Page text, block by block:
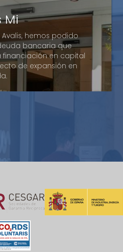
Mi
hemos podido
bancaria que
en capital
de expansión en
ha dado la seguridad de
de circulante
necesidades. Su
de ofrecer a
confianza requerida para
una herramienta que
para obtener la